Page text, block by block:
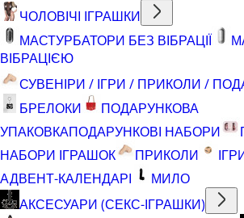
ЧОЛОВІЧІ ІГРАШКИ
МАСТУРБАТОРИ БЕЗ ВІБРАЦІЇ
ВІБРАЦІЄЮ
СУВЕНІРИ / ІГРИ / ПРИКОЛИ /
БРЕЛОКИ
ПОДАРУНКОВА
УПАКОВКАПОДАРУНКОВІ НАБОРИ
НАБОРИ ІГРАШОК
ПРИКОЛИ
АДВЕНТ-КАЛЕНДАРІ
МИЛО
АКСЕСУАРИ (СЕКС-ІГРАШКИ)